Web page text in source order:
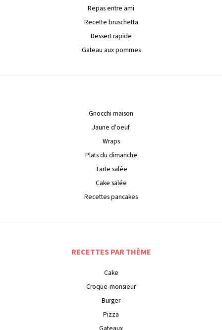
Repas entre ami
Recette bruschetta
Dessert rapide
Gateau aux pommes
Gnocchi maison
Jaune d'oeuf
Wraps
Plats du dimanche
Tarte salée
Cake salée
Recettes pancakes
RECETTES PAR THÈME
Cake
Croque-monsieur
Burger
Pizza
Gateaux